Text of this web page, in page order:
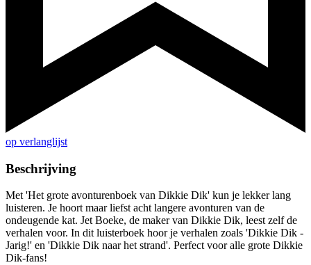
op verlanglijst
Beschrijving
Met 'Het grote avonturenboek van Dikkie Dik' kun je lekker lang
luisteren. Je hoort maar liefst acht langere avonturen van de
ondeugende kat. Jet Boeke, de maker van Dikkie Dik, leest zelf de
verhalen voor. In dit luisterboek hoor je verhalen zoals 'Dikkie Dik -
Jarig!' en 'Dikkie Dik naar het strand'. Perfect voor alle grote Dikkie
Dik-fans!